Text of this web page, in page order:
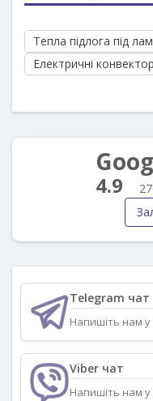
Тепла підлога під
Електричні
4.9
Telegram чат
Напишіть нам у
Viber чат
Напишіть нам